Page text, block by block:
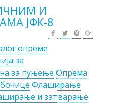
И
ЈФК-8
опреме
за
за пуњење Опрема
Флаширање
и затварање